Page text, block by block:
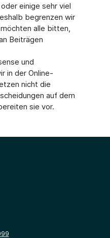
einige sehr viel
begrenzen wir
alle bitten,
Beiträgen
und
in der Online-
nicht die
auf dem
sie vor.